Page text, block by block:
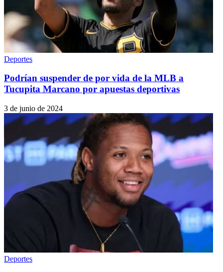
Deportes
Podrían suspender de por vida de la MLB a
Tucupita Marcano por apuestas deportivas
3 de junio de 2024
Deportes